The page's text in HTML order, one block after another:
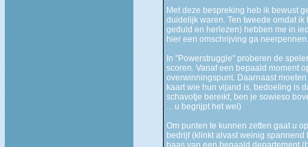
Met deze bespreking heb ik bewust
duidelijk waren. Ten tweede omdat
geduld en herlezen) hebben me in
hier een omschrijving ga
In "Powerstruggle" proberen de
scoren. Vanaf een bepaald moment
overwinningspunt. Daarnaast
kaart wie hun vijand is, bedoeling is
schavotje bereikt, ben je sowieso
... u begrijpt het wel)
Om punten te kunnen zetten gaat u
bedrijf (klinkt alvast weinig
baas van een bepaald departement